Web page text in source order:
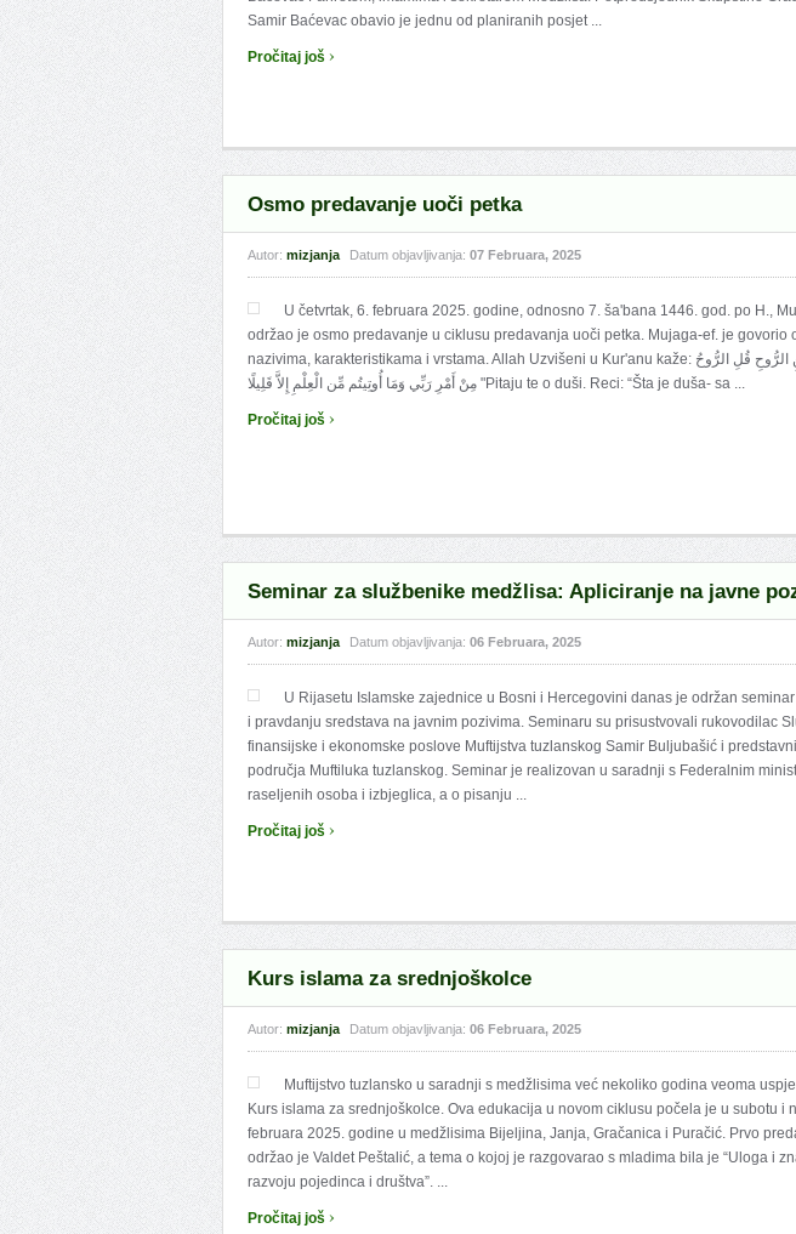
Samir Baćevac obavio je jednu od planiranih posjet ...
Pročitaj još ›
Osmo predavanje uoči petka
Autor: mizjanja Datum objavljivanja: 07 Februara, 2025
U četvrtak, 6. februara 2025. godine, odnosno 7. ša'bana 1446. god. po H.,
održao je osmo predavanje u ciklusu predavanja uoči petka. Mujaga-ef. je govorio
nazivima, karakteristikama i vrstama. Allah Uzvišeni u Kur'anu kaže: وَ يَسْأَلُونَكَ عَنِ الرُّوحِ قُلِ الرُّوحُ
مِنْ أَمْرِ رَبِّي وَمَا أُوتِيتُم مِّن الْعِلْمِ إِلاَّ قَلِيلًا "Pitaju te o duši. Reci: “Šta je duša- sa ...
Pročitaj još ›
Seminar za službenike medžlisa: Apliciranje na javne
Autor: mizjanja Datum objavljivanja: 06 Februara, 2025
U Rijasetu Islamske zajednice u Bosni i Hercegovini danas je održan
i pravdanju sredstava na javnim pozivima. Seminaru su prisustvovali rukovodilac
finansijske i ekonomske poslove Muftijstva tuzlanskog Samir Buljubašić i
područja Muftiluka tuzlanskog. Seminar je realizovan u saradnji s Federalnim
raseljenih osoba i izbjeglica, a o pisanju ...
Pročitaj još ›
Kurs islama za srednjoškolce
Autor: mizjanja Datum objavljivanja: 06 Februara, 2025
Muftijstvo tuzlansko u saradnji s medžlisima već nekoliko godina veoma
Kurs islama za srednjoškolce. Ova edukacija u novom ciklusu počela je u subotu i
februara 2025. godine u medžlisima Bijeljina, Janja, Gračanica i Puračić. Prvo
održao je Valdet Peštalić, a tema o kojoj je razgovarao s mladima bila je “Uloga i
razvoju pojedinca i društva”. ...
Pročitaj još ›